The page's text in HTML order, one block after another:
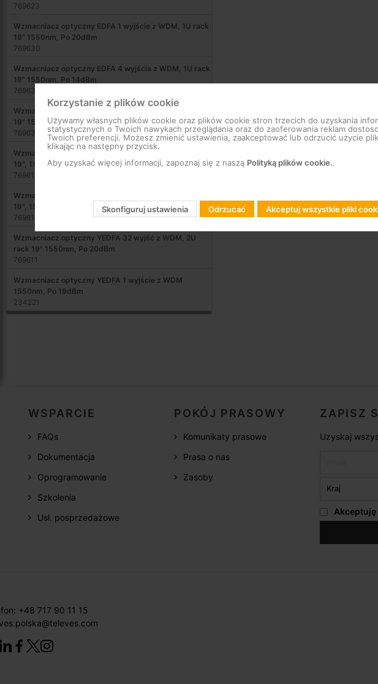
769623
Wzmacniacz optyczny EDFA 1 wyjście z WDM, 1U rack
19" 1550nm, Po 20dBm
769630
Wzmacniacz optyczny EDFA 4 wyjścia z WDM, 1U rack
19" 1550nm, Po 14dBm
769631
Wzmacniacz optyczny EDFA 8 wyjść z WDM, 1U rack
19" 1550nm, Po 10dBm
769632
Wzmacniacz optyczny YEDFA 8 wyjść z WDM, 1U rack
19", 1550nm, Po 20dBm
769615
Wzmacniacz optyczny YEDFA 8 wyjść z WDM, 1U rack
19", 1550nm, Po 17dBm
769616
Wzmacniacz optyczny YEDFA 32 wyjść z WDM, 2U
rack 19" 1550nm, Po 20dBm
769611
Wzmacniacz optyczny YEDFA 1 wyjście z WDM
1550nm, Po 19dBm
234221
WSPARCIE
FAQs
Dokumentacja
Oprogramowanie
Szkolenia
Usł. posprzedażowe
POKÓJ PRASOWY
Komunikaty prasowe
Prasa o nas
Zasoby
ZAPISZ
Uzyskaj
Akceptuję
+48 717 90 11 15
Korzystanie z plików cookie
Używamy własnych plików cookie oraz plików cookie stron trzecich do uzyskania
statystycznych o Twoich nawykach przeglądania oraz do zaoferowania reklam
Twoich preferencji. Możesz zmienić ustawienia, zaakceptować lub odrzucić użycie
klikając na następny przycisk.
Aby uzyskać więcej informacji, zapoznaj się z naszą Polityką plików cookie..
Skonfiguruj ustawienia Odrzucać Akceptuj wszystkie pliki